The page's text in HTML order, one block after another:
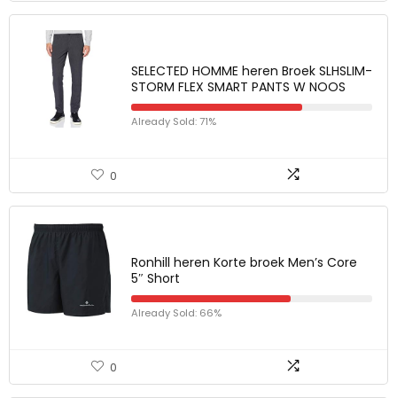
SELECTED HOMME heren Broek SLHSLIM-
STORM FLEX SMART PANTS W NOOS
Already Sold: 71%
0
Ronhill heren Korte broek Men’s Core
5″ Short
Already Sold: 66%
0